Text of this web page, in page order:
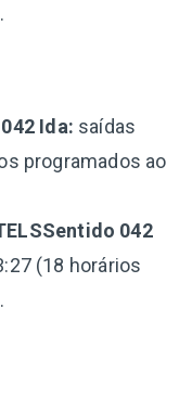
Ida: saídas
programados ao
042
(18 horários